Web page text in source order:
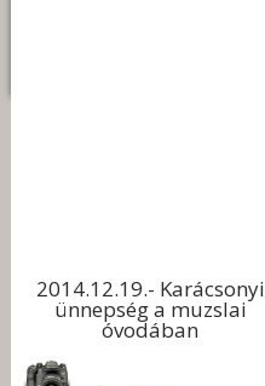
2014.12.19.- Karácsonyi
ünnepség a muzslai
óvodában